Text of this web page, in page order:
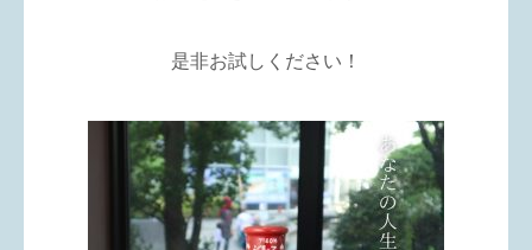
是非お試しください！